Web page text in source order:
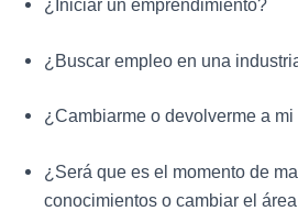
¿Iniciar un emprendimiento?
¿Buscar empleo en una
¿Cambiarme o devolverme a
¿Será que es el momento de
conocimientos o cambiar el